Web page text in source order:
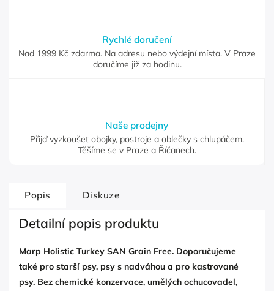
Rychlé doručení
Nad 1999 Kč zdarma. Na adresu nebo výdejní místa. V Praze
doručíme již za hodinu.
Naše prodejny
Přijď vyzkoušet obojky, postroje a oblečky s chlupáčem.
Těšíme se v Praze a Říčanech.
Popis Diskuze
Detailní popis produktu
Marp Holistic Turkey SAN Grain Free. Doporučujeme
také pro starší psy, psy s nadváhou a pro kastrované
psy. Bez chemické konzervace, umělých ochucovadel,